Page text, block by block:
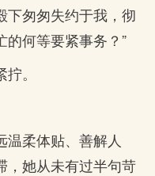
下匆匆失约于我，彻
何等要紧事务？”
。
柔体贴、善解人
，她从未有过半句苛